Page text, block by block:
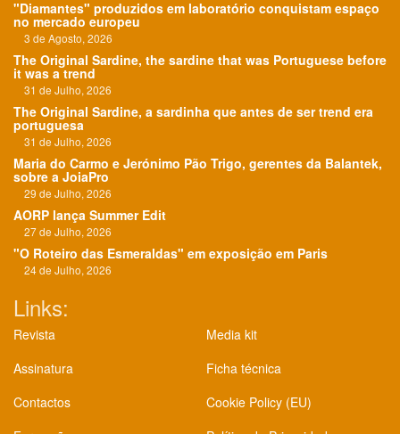
"Diamantes" produzidos em laboratório conquistam espaço
no mercado europeu
3 de Agosto, 2026
The Original Sardine, the sardine that was Portuguese before
it was a trend
31 de Julho, 2026
The Original Sardine, a sardinha que antes de ser trend era
portuguesa
31 de Julho, 2026
Maria do Carmo e Jerónimo Pão Trigo, gerentes da Balantek,
sobre a JoiaPro
29 de Julho, 2026
AORP lança Summer Edit
27 de Julho, 2026
"O Roteiro das Esmeraldas" em exposição em Paris
24 de Julho, 2026
Links:
Revista
Assinatura
Contactos
Media kit
Ficha técnica
Cookie Policy (EU)